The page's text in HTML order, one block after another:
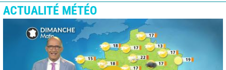
ACTUALITÉ MÉTÉO